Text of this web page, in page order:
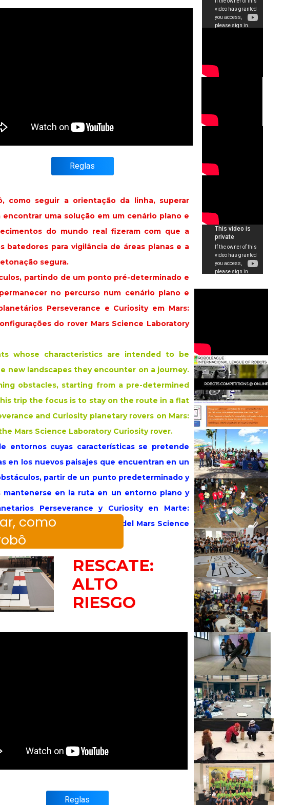
como seguir a orientação da linha, superar
uma solução em um cenário plano e
do mundo real fizeram com que a
batedores para vigilância de áreas planas e a
segura.
partindo de um ponto pré-determinado e
no percurso num cenário plano e
Perseverance e Curiosity em Mars:
do rover Mars Science Laboratory
whose characteristics are intended to be
landscapes they encounter on a journey.
obstacles, starting from a pre-determined
trip the focus is to stay on the route in a flat
and Curiosity planetary rovers on Mars:
Mars Science Laboratory Curiosity rover.
entornos cuyas características se pretende
en los nuevos paisajes que encuentran en un
partir de un punto predeterminado y
en la ruta en un entorno plano y
Perseverance y Curiosity en Marte:
del rover Curiosity del Mars Science
RESCATE:
ALTO
RIESGO
como
Reglas
Reglas